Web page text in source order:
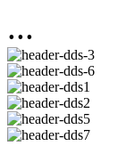
...